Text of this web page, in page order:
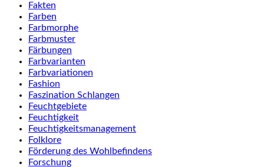
Fakten
Farben
Farbmorphe
Farbmuster
Färbungen
Farbvarianten
Farbvariationen
Fashion
Faszination Schlangen
Feuchtgebiete
Feuchtigkeit
Feuchtigkeitsmanagement
Folklore
Förderung des Wohlbefindens
Forschung